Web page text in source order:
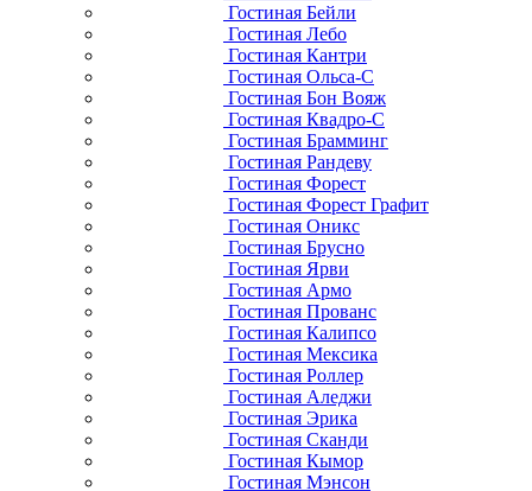
Гостиная Бейли
Гостиная Лебо
Гостиная Кантри
Гостиная Ольса-С
Гостиная Бон Вояж
Гостиная Квадро-С
Гостиная Брамминг
Гостиная Рандеву
Гостиная Форест
Гостиная Форест Графит
Гостиная Оникс
Гостиная Брусно
Гостиная Ярви
Гостиная Армо
Гостиная Прованс
Гостиная Калипсо
Гостиная Мексика
Гостиная Роллер
Гостиная Аледжи
Гостиная Эрика
Гостиная Сканди
Гостиная Кымор
Гостиная Мэнсон